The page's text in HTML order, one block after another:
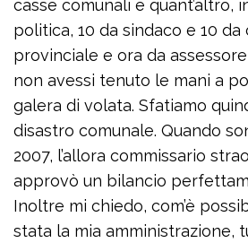
casse comunali e quant’altro,
politica, 10 da sindaco e 10 da
provinciale e ora da
non avessi tenuto le mani a
galera di volata. Sfatiamo
disastro comunale. Quando
2007, l’allora commissario
approvò un bilancio
Inoltre mi chiedo, com’è
stata la mia amministrazione,